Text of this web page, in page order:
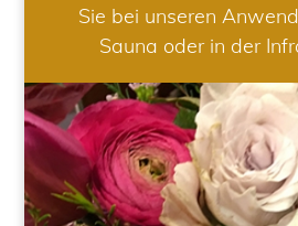
Sie bei unseren
Sauna oder in der